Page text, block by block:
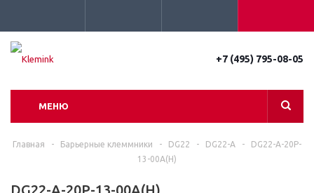
+7 (495) 795-08-05
МЕНЮ
Главная - Барьерные клеммники - DG22 - DG22-A -
DG22-A-20P-
13-00A(H)